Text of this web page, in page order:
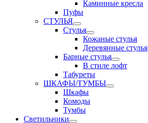
Каминные кресла
Пуфы
СТУЛЬЯ
Стулья
Кожаные стулья
Деревянные стулья
Барные стулья
В стиле лофт
Табуреты
ШКАФЫ/ТУМБЫ
Шкафы
Комоды
Тумбы
Светильники